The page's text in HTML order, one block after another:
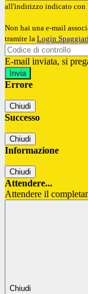
all'indirizzo indicato con
Non hai una e-mail
tramite la Login
E-mail inviata, si
Errore
Chiudi
Successo
Chiudi
Informazione
Chiudi
Attendere...
Attendere il
Chiudi